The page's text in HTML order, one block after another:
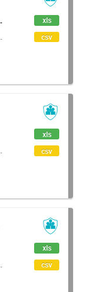
xls
csv
xls
csv
xls
csv